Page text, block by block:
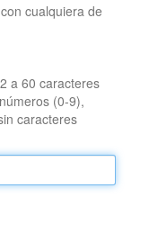
cualquiera de
a 60 caracteres
(0-9),
caracteres